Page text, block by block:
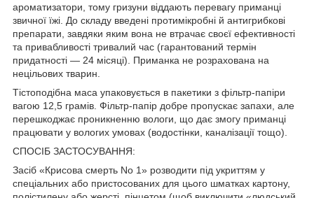
ароматизатори, тому гризуни віддають перевагу приманці
звичної їжі. До складу введені протимікробні й антигрибкові
препарати, завдяки яким вона не втрачає своєї ефективності
та привабливості тривалий час (гарантований термін
придатності — 24 місяці). Приманка не розрахована на
нецільових тварин.
Тістоподібна маса упаковується в пакетики з фільтр-папіри
вагою 12,5 грамів. Фільтр-папір добре пропускає запахи, але
перешкоджає проникненню вологи, що дає змогу приманці
працювати у вологих умовах (водостінки, каналізації тощо).
СПОСІБ ЗАСТОСУВАННЯ:
Засіб «Крисова смерть No 1» розводити під укриттям у
спеціальних або пристосованих для цього шматках картону,